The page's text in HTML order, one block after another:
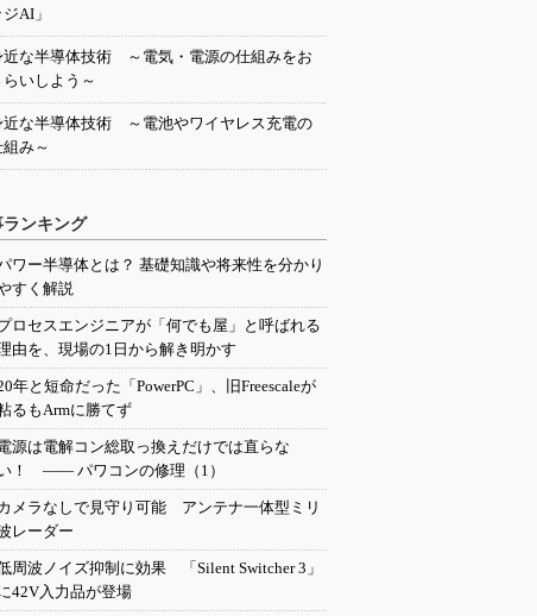
ジAI」
近な半導体技術 ～電気・電源の仕組みをお
らいしよう～
近な半導体技術 ～電池やワイヤレス充電の
組み～
ランキング
ワー半導体とは？ 基礎知識や将来性を分かり
すく解説
ロセスエンジニアが「何でも屋」と呼ばれる
由を、現場の1日から解き明かす
年と短命だった「PowerPC」、旧Freescaleが
るもArmに勝てず
源は電解コン総取っ換えだけでは直らな
！ ―― パワコンの修理（1）
メラなしで見守り可能 アンテナ一体型ミリ
レーダー
周波ノイズ抑制に効果 「Silent Switcher 3」
42V入力品が登場